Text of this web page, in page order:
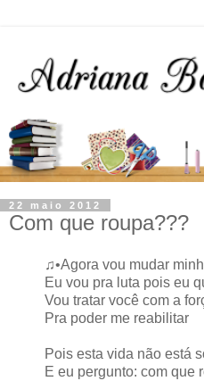
22 maio 2012
Com que roupa???
♫•Agora vou mudar
Eu vou pra luta pois eu
Vou tratar você com a
Pra poder me reabilitar
Pois esta vida não está
E eu pergunto: com que